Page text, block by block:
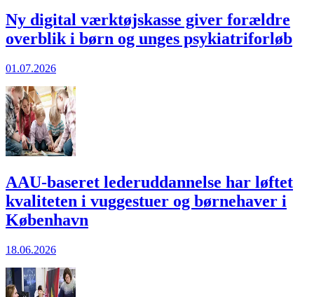
Ny digital værktøjskasse giver forældre
overblik i børn og unges psykiatriforløb
01.07.2026
AAU-baseret lederuddannelse har løftet
kvaliteten i vuggestuer og børnehaver i
København
18.06.2026